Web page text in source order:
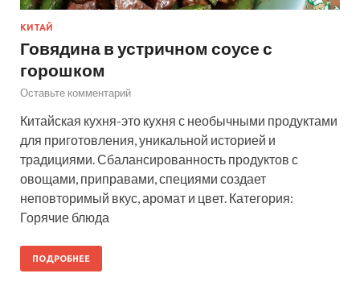
КИТАЙ
Говядина в устричном соусе с
горошком
Оставьте комментарий
Китайская кухня-это кухня с необычными продуктами
для приготовления, уникальной историей и
традициями. Сбалансированность продуктов с
овощами, приправами, специями создает
неповторимый вкус, аромат и цвет. Категория:
Горячие блюда
ПОДРОБНЕЕ